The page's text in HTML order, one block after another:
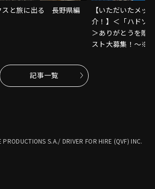
スと旅に出る 長野県編
【いただいたメッ
介！】＜「ハドソ
＞ありがとうを贈
スト大募集！～※
記事一覧
S.A./ DRIVER FOR HIRE (QVF) INC.